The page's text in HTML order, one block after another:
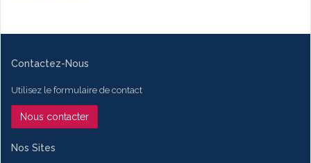
Contactez-Nous
Utilisez le formulaire de contact
Nous contacter
Nos Sites